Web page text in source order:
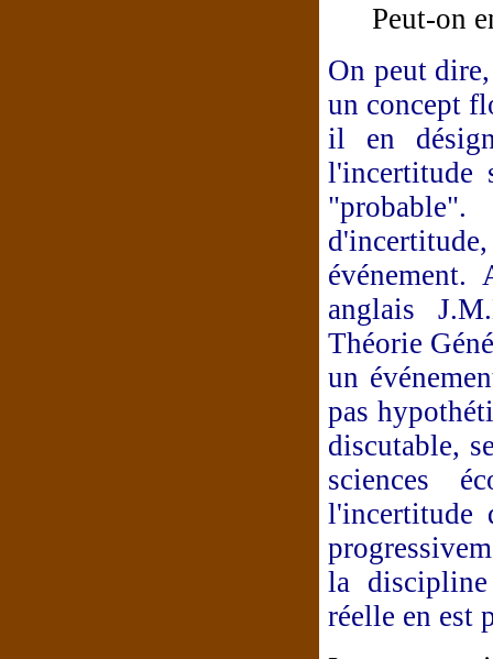
Peut-on
On peut
un concept
il en
l'incertitude
anglais
Théorie
un
pas
discutable,
sciences
l'incertitude
la
réelle en est